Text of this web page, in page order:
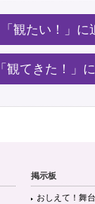
「観たい！」に
「観てきた！」
掲示板
おしえて！舞